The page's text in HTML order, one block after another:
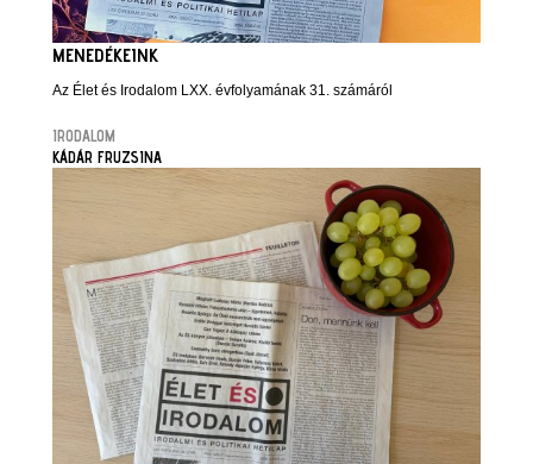
MENEDÉKEINK
Az Élet és Irodalom LXX. évfolyamának 31. számáról
IRODALOM
KÁDÁR FRUZSINA